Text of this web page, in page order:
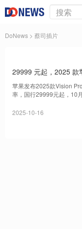
DoNews > 蔡司插片
29999 元起，2025 款
苹果发布2025款Vision
率，国行29999元起，10
2025-10-16